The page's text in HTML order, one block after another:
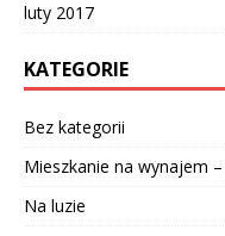
luty 2017
KATEGORIE
Bez kategorii
Mieszkanie na wynajem
Na luzie